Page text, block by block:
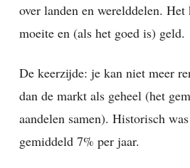
over landen en werelddelen.
moeite en (als het goed is) geld.
De keerzijde: je kan niet meer
dan de markt als geheel (het
aandelen samen). Historisch
gemiddeld 7% per jaar.